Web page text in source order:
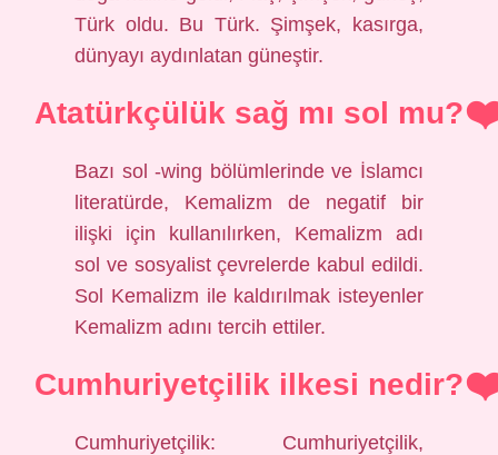
Türk oldu. Bu Türk. Şimşek, kasırga,
dünyayı aydınlatan güneştir.
Atatürkçülük sağ mı sol mu?
Bazı sol -wing bölümlerinde ve İslamcı
literatürde, Kemalizm de negatif bir
ilişki için kullanılırken, Kemalizm adı
sol ve sosyalist çevrelerde kabul edildi.
Sol Kemalizm ile kaldırılmak isteyenler
Kemalizm adını tercih ettiler.
Cumhuriyetçilik ilkesi nedir?
Cumhuriyetçilik: Cumhuriyetçilik,